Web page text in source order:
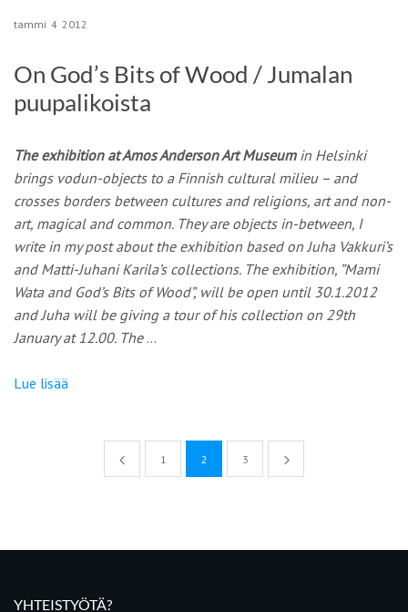
tammi 4 2012
On God’s Bits of Wood / Jumalan
puupalikoista
The exhibition at Amos Anderson Art Museumin Helsinki
brings vodun-objects to a Finnish cultural milieu – and
crosses borders between cultures and religions, art and non-
art, magical and common. They are objects in-between, I
write in my post about the exhibition based on Juha Vakkuri’s
and Matti-Juhani Karila’s collections. The exhibition, ”Mami
Wata and God’s Bits of Wood”, will be open until 30.1.2012
and Juha will be giving a tour of his collection on 29th
January at 12.00. The …
Lue lisää
1 2 3
YHTEISTYÖTÄ?